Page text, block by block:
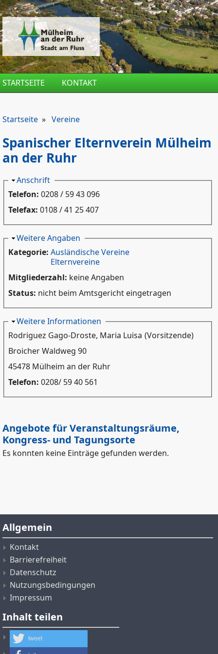
Direkt zum Inhalt
STARTSEITE KONTAKT
Startseite » Vereine
Spanischer Elternverein Mülheim
an der Ruhr
Ausblenden
Anschrift
Telefon:
0208 / 59 43 096
Telefax: 0108 / 41 25 407
Ausblenden
Weitere Angaben
Kategorie: Ausländische Vereine
Elternvereine
Mitgliederzahl: keine Angaben
Status: nicht beim Amtsgericht eingetragen
Ausblenden
Weitere Informationen
Rodriguez Gago-Droste, Maria Luisa (Vorsitzende)
Broicher Waldweg 90
45478 Mülheim an der Ruhr
Telefon: 0208/ 59 40 561
Angebote für Veranstaltungsräume,
Kongress- und Tagungsorte
Es konnten keine Einträge gefunden werden.
Allgemein
Kontakt
Barrierefreiheit
Datenschutz
Nutzungsbedingungen
Impressum
Inhalt teilen
tweet